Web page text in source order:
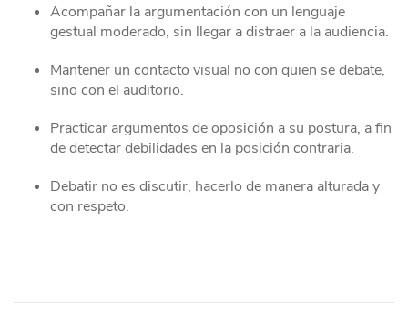
Acompañar la argumentación con un lenguaje
gestual moderado, sin llegar a distraer a la audiencia.
Mantener un contacto visual no con quien se debate,
sino con el auditorio.
Practicar argumentos de oposición a su postura, a fin
de detectar debilidades en la posición contraria.
Debatir no es discutir, hacerlo de manera alturada y
con respeto.